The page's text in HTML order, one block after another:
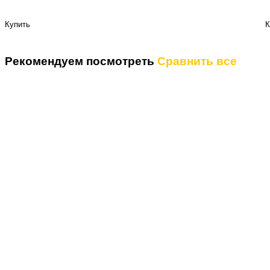
Купить
Рекомендуем посмотреть Сравнить все